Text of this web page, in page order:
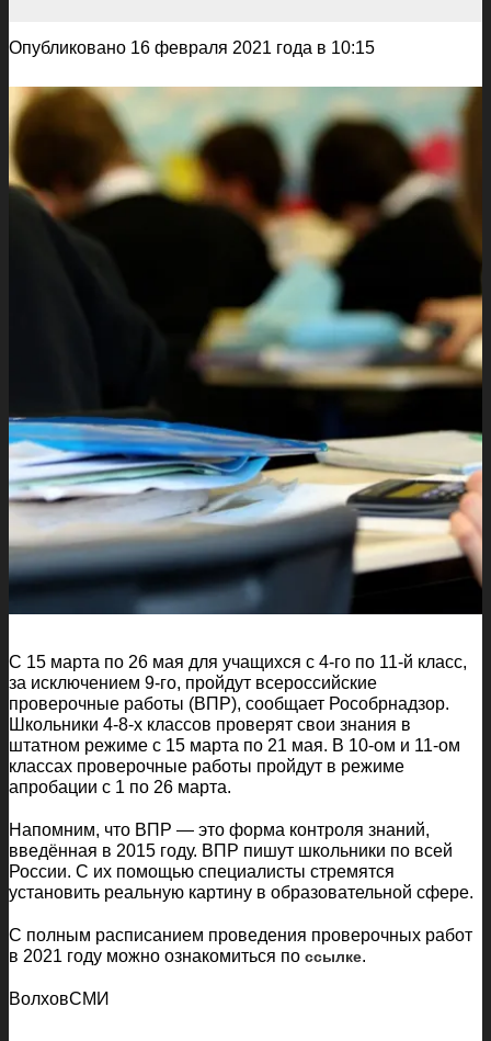
Опубликовано 16 февраля 2021 года в 10:15
C 15 марта по 26 мая для учащихся с 4-го по 11-й класс,
за исключением 9-го, пройдут всероссийские
проверочные работы (ВПР), сообщает Рособрнадзор.
Школьники 4-8-х классов проверят свои знания в
штатном режиме с 15 марта по 21 мая. В 10-ом и 11-ом
классах проверочные работы пройдут в режиме
апробации с 1 по 26 марта.
Напомним, что ВПР — это форма контроля знаний,
введённая в 2015 году. ВПР пишут школьники по всей
России. С их помощью специалисты стремятся
установить реальную картину в образовательной сфере.
С полным расписанием проведения проверочных работ
в 2021 году можно ознакомиться по ссылке.
ВолховСМИ